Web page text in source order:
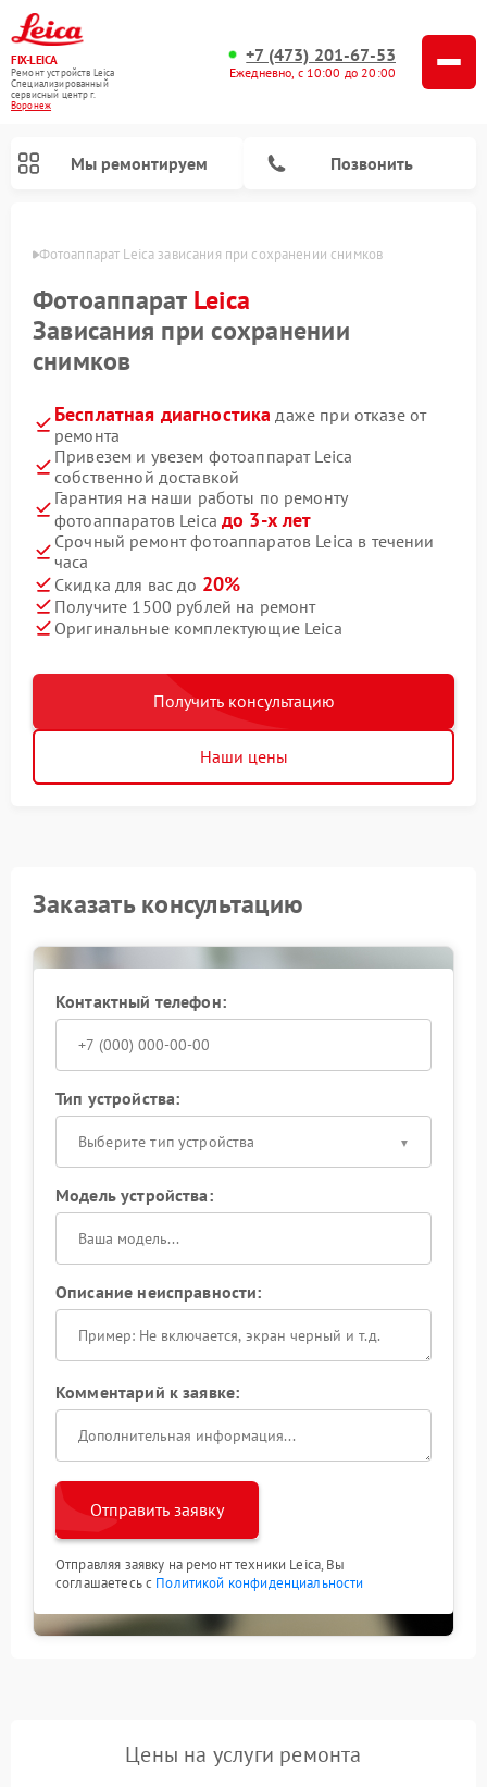
FIX-LEICA
Ремонт устройств Leica
Специализированный
cервисный центр г.
Воронеж
+7 (473) 201-67-53
Ежедневно, с 10:00 до 20:00
Мы ремонтируем Позвонить
Фотоаппарат Leica зависания при сохранении снимков
Фотоаппарат Leica
Зависания при сохранении
снимков
Бесплатная диагностика даже при отказе от
ремонта
Привезем и увезем фотоаппарат Leica
собственной доставкой
Гарантия на наши работы по ремонту
фотоаппаратов Leicaдо 3-х лет
Срочный ремонт фотоаппаратов Leica в течении
часа
Скидка для вас до 20%
Получите 1500 рублей на ремонт
Оригинальные комплектующие Leica
Получить консультацию
Наши цены
Заказать консультацию
Контактный телефон:
Тип устройства:
Выберите тип устройства
Модель устройства:
Описание неисправности:
Комментарий к заявке:
Отправить заявку
Отправляя заявку на ремонт техники Leica, Вы
соглашаетесь с Политикой конфиденциальности
Цены на услуги ремонта